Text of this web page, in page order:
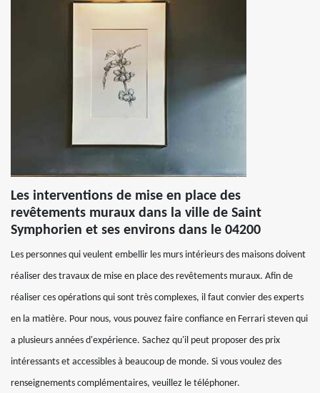
Les interventions de mise en place des
revêtements muraux dans la ville de Saint
Symphorien et ses environs dans le 04200
Les personnes qui veulent embellir les murs intérieurs des maisons doivent
réaliser des travaux de mise en place des revêtements muraux. Afin de
réaliser ces opérations qui sont très complexes, il faut convier des experts
en la matière. Pour nous, vous pouvez faire confiance en Ferrari steven qui
a plusieurs années d'expérience. Sachez qu'il peut proposer des prix
intéressants et accessibles à beaucoup de monde. Si vous voulez des
renseignements complémentaires, veuillez le téléphoner.